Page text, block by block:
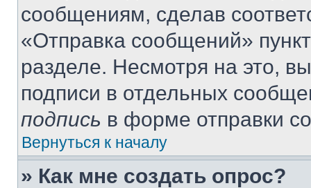
сообщениям, сделав
«Отправка сообщений»
разделе. Несмотря на это,
подписи в отдельных
подпись в форме отправки
Вернуться к началу
» Как мне создать опрос?